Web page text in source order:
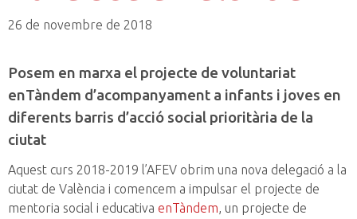
26 de novembre de 2018
Posem en marxa el projecte de voluntariat
enTàndem d’acompanyament a infants i joves en
diferents barris d’acció social prioritària de la
ciutat
Aquest curs 2018-2019 l’AFEV obrim una nova delegació a la
ciutat de València i comencem a impulsar el projecte de
mentoria social i educativa enTàndem, un projecte de